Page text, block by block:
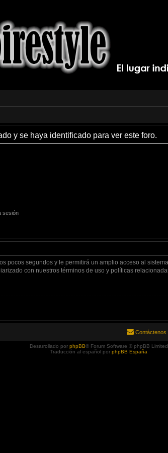
y se haya identificado para ver este foro.
sesión
pocos segundos y le permitirá un amplio acceso al
con nuestros términos de uso y políticas
Contáctenos
Desarrollado por phpBB® Forum Software © phpBB Limited
Traducción al español por phpBB España